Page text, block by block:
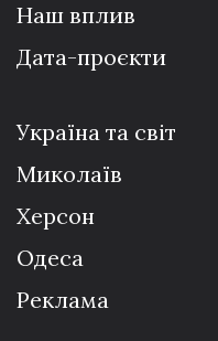
Наш вплив
Дата-проєкти
Україна та світ
Миколаїв
Херсон
Одеса
Реклама